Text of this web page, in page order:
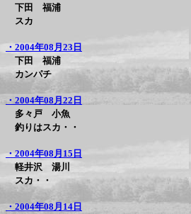
下田 福浦
スカ
・2004年08月23日
下田 福浦
カンパチ
・2004年08月22日
多々戸 小魚
釣りはスカ・・
・2004年08月15日
軽井沢 湯川
スカ・・
・2004年08月14日